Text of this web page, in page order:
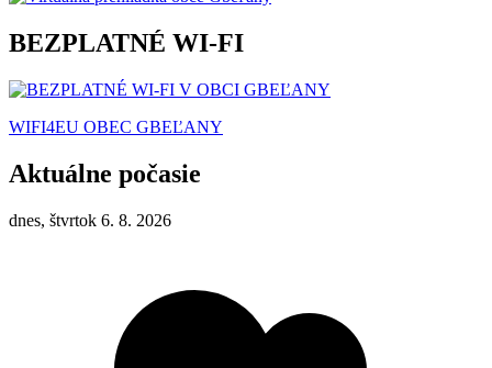
BEZPLATNÉ WI-FI
WIFI4EU OBEC GBEĽANY
Aktuálne počasie
dnes, štvrtok 6. 8. 2026